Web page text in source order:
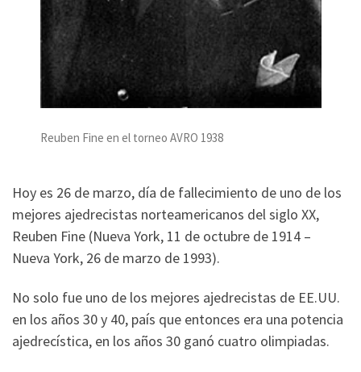
Reuben Fine en el torneo AVRO 1938
Hoy es 26 de marzo, día de fallecimiento de uno de los
mejores ajedrecistas norteamericanos del siglo XX,
Reuben Fine (Nueva York, 11 de octubre de 1914 –
Nueva York, 26 de marzo de 1993).
No solo fue uno de los mejores ajedrecistas de EE.UU.
en los años 30 y 40, país que entonces era una potencia
ajedrecística, en los años 30 ganó cuatro olimpiadas.